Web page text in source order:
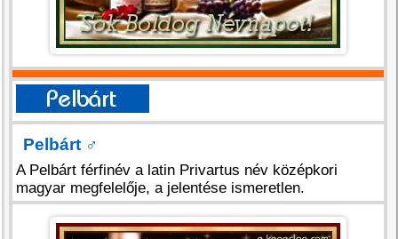
Pelbárt ♂
A Pelbárt férfinév a latin Privartus név középkori
magyar megfelelője, a jelentése ismeretlen.